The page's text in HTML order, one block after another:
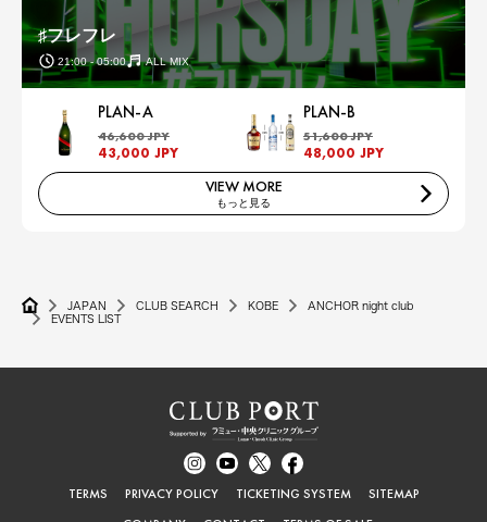
♯フレフレ
21:00 - 05:00 ALL MIX
PLAN-A
46,600 JPY
43,000 JPY
PLAN-B
51,600 JPY
48,000 JPY
VIEW MORE
もっと見る
JAPAN CLUB SEARCH KOBE
ANCHOR night club
EVENTS LIST
TERMS PRIVACY POLICY TICKETING SYSTEM
SITEMAP